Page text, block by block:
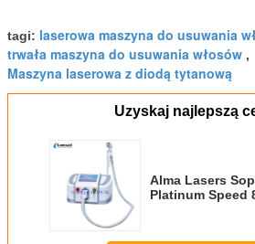
tagi: laserowa maszyna do usuwania
trwała maszyna do usuwania włosów ,
Maszyna laserowa z diodą tytanową
Uzyskaj najlepszą
Alma Lasers
Platinum Speed